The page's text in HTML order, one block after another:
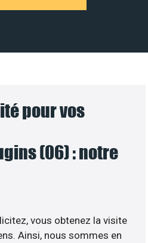
pour vos
(06) : notre
vous obtenez la visite
Ainsi, nous sommes en